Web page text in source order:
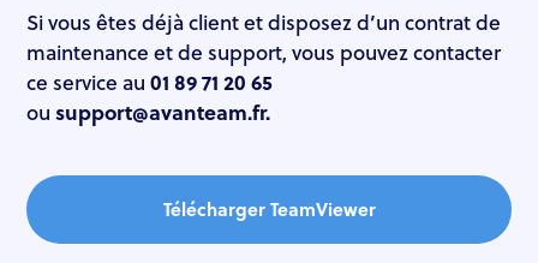
Si vous êtes déjà client et disposez d’un contrat de
maintenance et de support, vous pouvez contacter
ce service au01 89 71 20 65
ousupport@avanteam.fr.
Télécharger TeamViewer